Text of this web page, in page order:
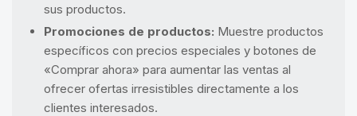
sus productos.
Promociones de productos: Muestre productos
específicos con precios especiales y botones de
«Comprar ahora» para aumentar las ventas al
ofrecer ofertas irresistibles directamente a los
clientes interesados.